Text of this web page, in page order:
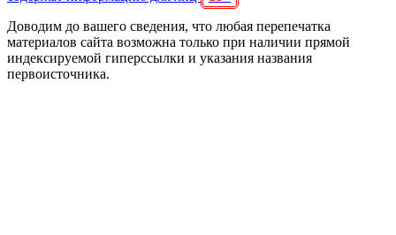
Доводим до вашего сведения, что любая перепечатка
материалов сайта возможна только при наличии прямой
индексируемой гиперссылки и указания названия
первоисточника.